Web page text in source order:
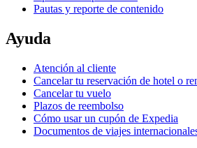
Pautas y reporte de contenido
Ayuda
Atención al cliente
Cancelar tu reservación de hotel o
Cancelar tu vuelo
Plazos de reembolso
Cómo usar un cupón de Expedia
Documentos de viajes